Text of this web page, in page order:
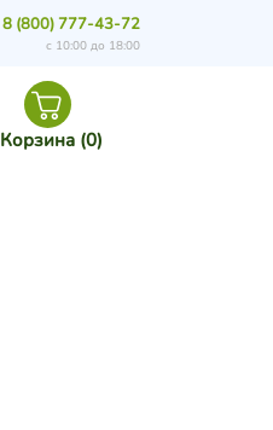
Корзина (0)
8 (800) 777-43-72
с 10:00 до 18:00